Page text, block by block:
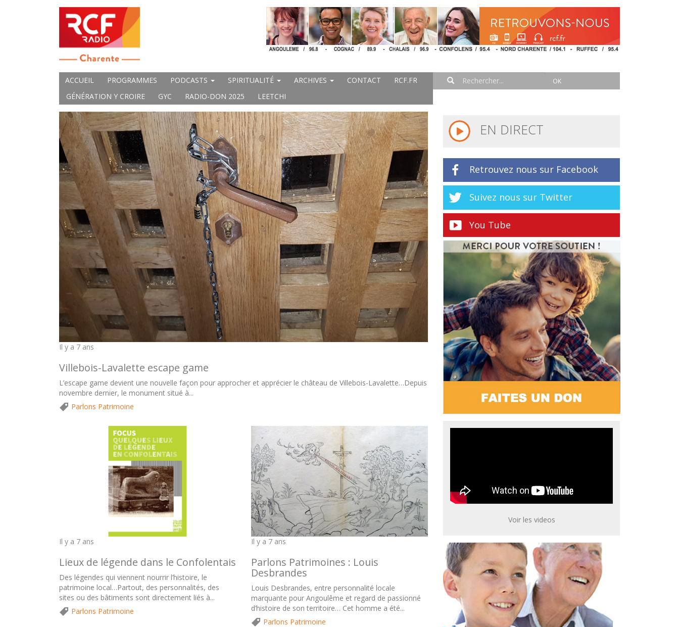
ACCUEIL PROGRAMMES PODCASTS SPIRITUALITÉ ARCHIVES CONTACT
RCF.FR
GÉNÉRATION Y CROIRE
GYC RADIO-DON 2025 LEETCHI
Il y a 7 ans
Villebois-Lavalette escape game
L’escape game devient une nouvelle façon pour approcher et apprécier le château de Villebois-Lavalette…Depuis
novembre dernier, le monument situé à...
Parlons Patrimoine
Il y a 7 ans
Lieux de légende dans le Confolentais
Des légendes qui viennent nourrir l’histoire, le
patrimoine local…Partout, des personnalités, des
sites ou des bâtiments sont directement liés à...
Parlons Patrimoine
Il y a 7 ans
Parlons Patrimoines : Louis
Desbrandes
Louis Desbrandes, entre personnalité locale
marquante pour Angoulême et regard de passionné
d’histoire de son territoire… Cet homme a été...
Parlons Patrimoine
EN DIRECT
Retrouvez nous sur Facebook
Suivez nous sur Twitter
You Tube
Voir les videos